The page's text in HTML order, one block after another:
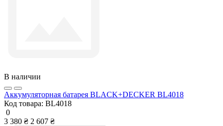
В наличии
Аккумуляторная батарея BLACK+DECKER BL4018
Код товара: BL4018
0
3 380 ₴ 2 607 ₴